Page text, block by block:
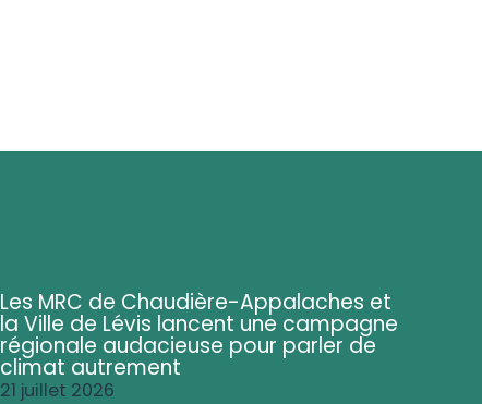
Les MRC de Chaudière-Appalaches et
la Ville de Lévis lancent une campagne
régionale audacieuse pour parler de
climat autrement
21 juillet 2026